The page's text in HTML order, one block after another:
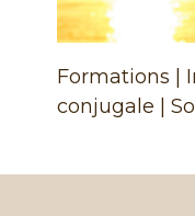
Formations |
conjugale |